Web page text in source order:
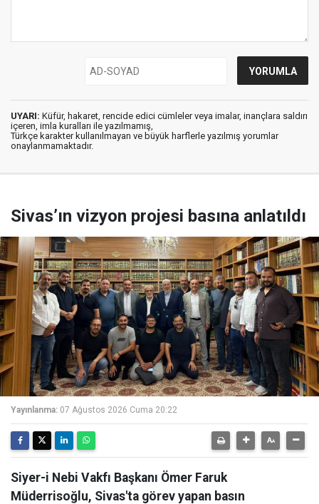
UYARI: Küfür, hakaret, rencide edici cümleler veya imalar, inançlara saldırı
içeren, imla kuralları ile yazılmamış,
Türkçe karakter kullanılmayan ve büyük harflerle yazılmış yorumlar
onaylanmamaktadır.
Sivas’ın vizyon projesi basına anlatıldı
Yayınlanma: 07 Ağustos 2026 Cuma 20:22
Siyer-i Nebi Vakfı Başkanı Ömer Faruk
Müderrisoğlu, Sivas'ta görev yapan basın